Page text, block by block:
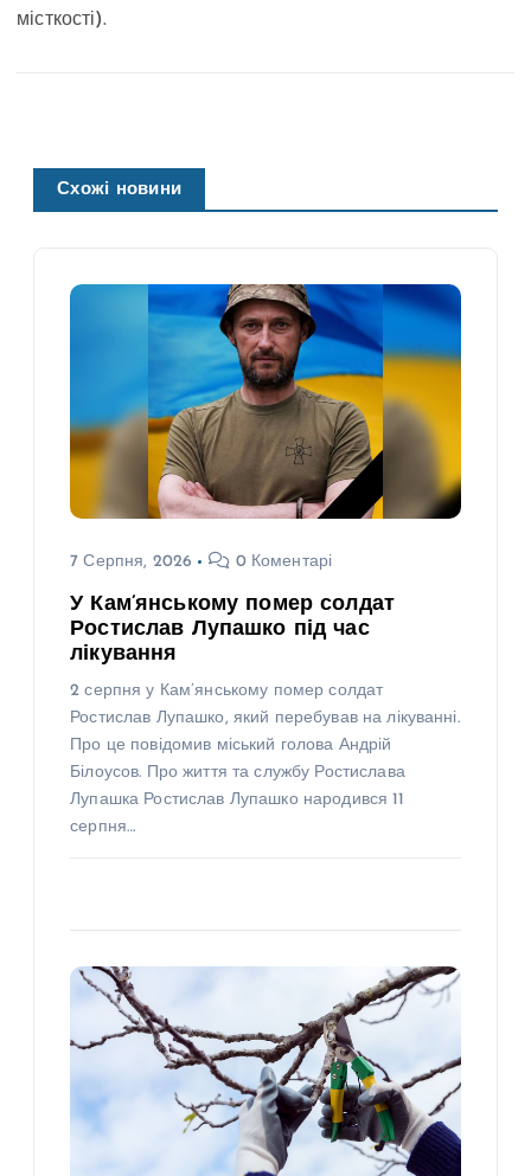
місткості).
Схожі новини
7 Серпня, 2026 0 Коментарі
У Кам’янському помер солдат
Ростислав Лупашко під час
лікування
2 серпня у Кам’янському помер солдат
Ростислав Лупашко, який перебував на лікуванні.
Про це повідомив міський голова Андрій
Білоусов. Про життя та службу Ростислава
Лупашка Ростислав Лупашко народився 11
серпня…